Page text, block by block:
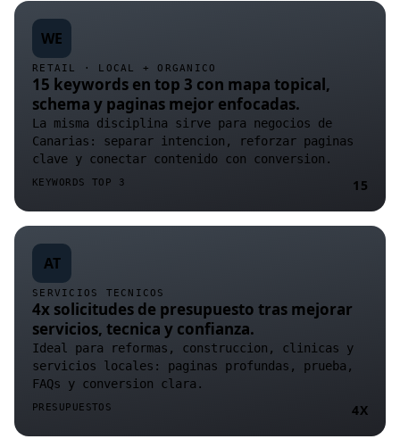
WE
RETAIL · LOCAL + ORGANICO
15 keywords en top 3 con mapa topical,
schema y paginas mejor enfocadas.
La misma disciplina sirve para negocios de
Canarias: separar intencion, reforzar paginas
clave y conectar contenido con conversion.
KEYWORDS TOP 3 15
AT
SERVICIOS TECNICOS
4x solicitudes de presupuesto tras mejorar
servicios, tecnica y confianza.
Ideal para reformas, construccion, clinicas y
servicios locales: paginas profundas, prueba,
FAQs y conversion clara.
PRESUPUESTOS 4X